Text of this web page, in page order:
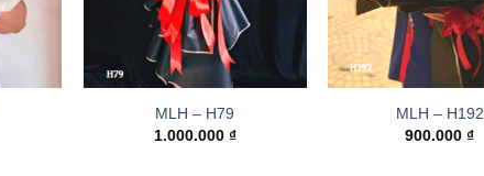
MLH – H79
1.000.000 ₫
MLH – H192
900.000₫